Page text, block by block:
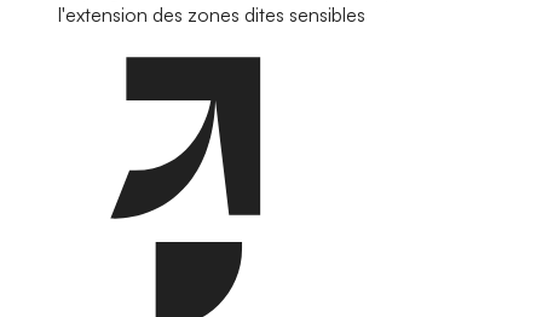
l'extension des zones dites sensibles